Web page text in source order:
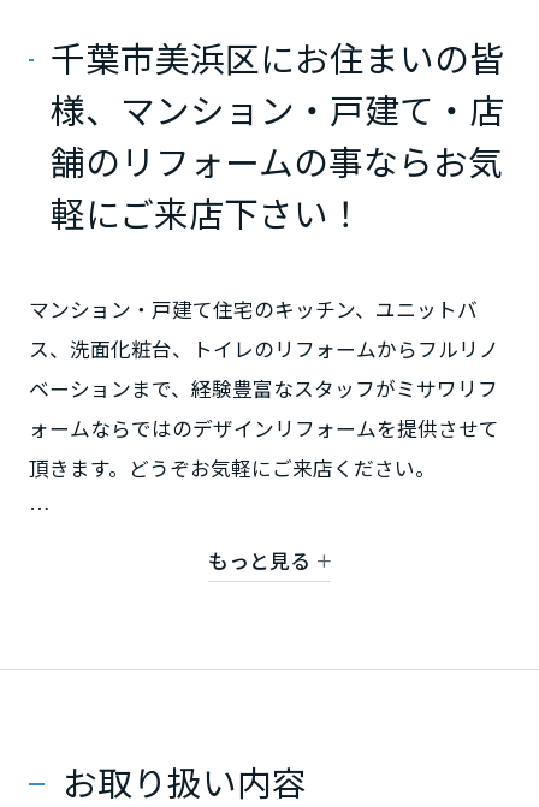
まいづくりを楽しく学べるデジタルラウンジです。
ホームラウンジ 新築・戸建て
ウエルネス事業
海外事業
ミサワアイデンティティ
千葉市美浜区にお住まいの皆
様、マンション・戸建て・店
舗のリフォームの事ならお気
軽にご来店下さい！
マンション・戸建て住宅のキッチン、ユニットバ
ス、洗面化粧台、トイレのリフォームからフルリノ
ベーションまで、経験豊富なスタッフがミサワリフ
ォームならではのデザインリフォームを提供させて
頂きます。どうぞお気軽にご来店ください。
【対象地域】 千葉市（美浜区、花見川区、中央区、
もっと見る
お取り扱い内容
群馬県
千葉県
東京都
神奈川県
甲信越・北陸